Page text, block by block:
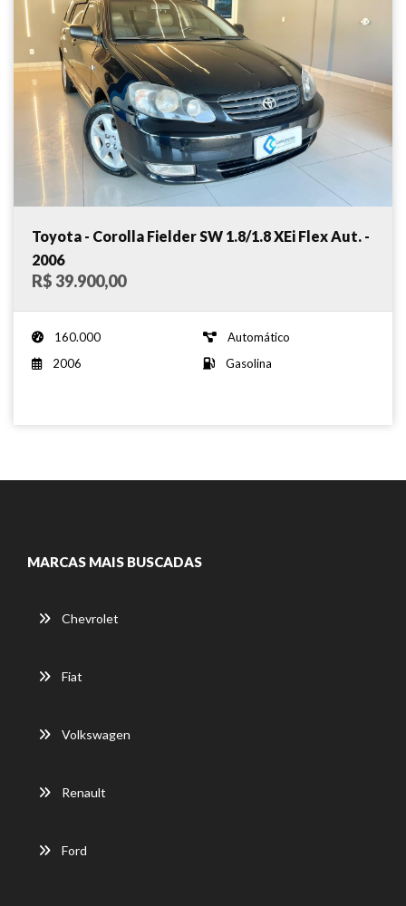
Toyota - Corolla Fielder SW 1.8/1.8 XEi Flex Aut. -
2006
R$ 39.900,00
160.000
Automático
2006
Gasolina
MARCAS MAIS BUSCADAS
Chevrolet
Fiat
Volkswagen
Renault
Ford